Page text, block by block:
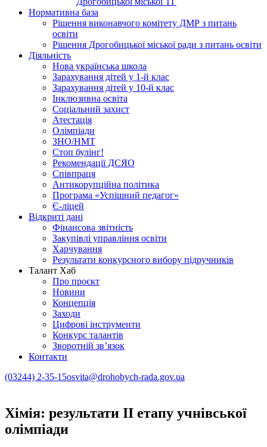
Нормативна база
Рішення виконавчого комітету ДМР з питань
освіти
Рішення Дрогобицької міської ради з питань освіти
Діяльність
Нова українська школа
Зарахування дітей у 1-й клас
Зарахування дітей у 10-й клас
Інклюзивна освіта
Соціальний захист
Атестація
Олімпіади
ЗНО/НМТ
Стоп булінг!
Рекомендації ДСЯО
Співпраця
Антикорупційна політика
Програма «Успішний педагог»
Є-ліцей
Відкриті дані
Фінансова звітність
Закупівлі управління освіти
Харчування
Результати конкурсного вибору підручників
Талант Хаб
Про проєкт
Новини
Концепція
Заходи
Цифрові інструменти
Конкурс талантів
Зворотній зв’язок
Контакти
(03244) 2-35-15osvita@drohobych-rada.gov.ua
Хімія: результати ІІ етапу учнівської
олімпіади